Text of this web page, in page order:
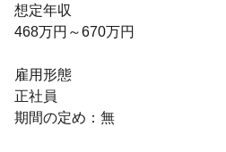
想定年収
468万円～670万円
雇用形態
正社員
期間の定め：無